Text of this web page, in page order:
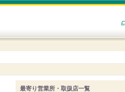
最寄り営業所・取扱店一覧